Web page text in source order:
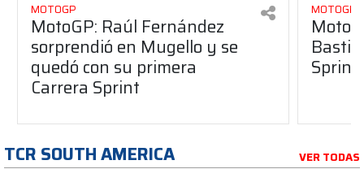
MOTOGP
MotoGP: Raúl Fernández
sorprendió en Mugello y se
quedó con su primera
Carrera Sprint
MOTOGP
Sprint
TCR SOUTH AMERICA VER TODAS